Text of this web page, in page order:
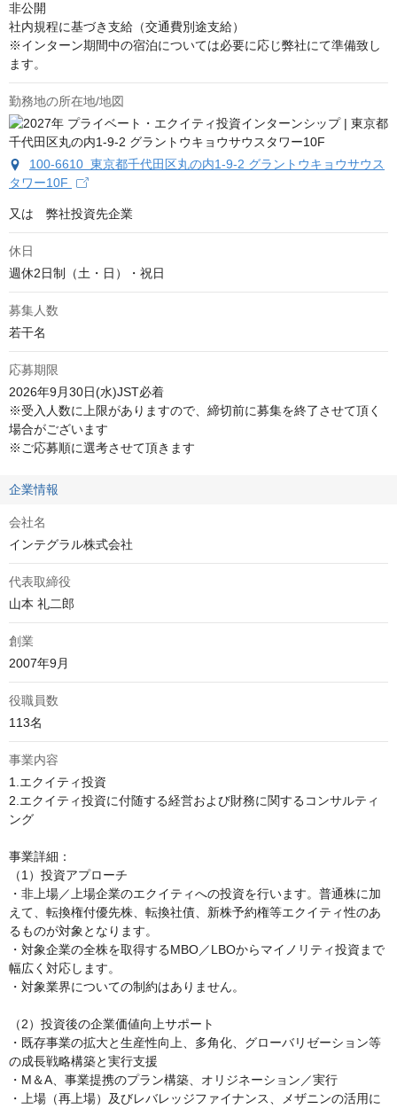
非公開
社内規程に基づき支給（交通費別途支給）
※インターン期間中の宿泊については必要に応じ弊社にて準備致し
ます。
勤務地の所在地/地図
100-6610 東京都千代田区丸の内1-9-2 グラントウキョウサウス
タワー10F
又は　弊社投資先企業
休日
週休2日制（土・日）・祝日
募集人数
若干名
応募期限
2026年9月30日(水)JST必着
※受入人数に上限がありますので、締切前に募集を終了させて頂く
場合がございます
※ご応募順に選考させて頂きます
企業情報
会社名
インテグラル株式会社
代表取締役
山本 礼二郎
創業
2007年9月
役職員数
113名
事業内容
1.エクイティ投資
2.エクイティ投資に付随する経営および財務に関するコンサルティ
ング
事業詳細：
（1）投資アプローチ
・非上場／上場企業のエクイティへの投資を行います。普通株に加
えて、転換権付優先株、転換社債、新株予約権等エクイティ性のあ
るものが対象となります。
・対象企業の全株を取得するMBO／LBOからマイノリティ投資まで
幅広く対応します。
・対象業界についての制約はありません。
（2）投資後の企業価値向上サポート
・既存事業の拡大と生産性向上、多角化、グローバリゼーション等
の成長戦略構築と実行支援
・M＆A、事業提携のプラン構築、オリジネーション／実行
・上場（再上場）及びレバレッジファイナンス、メザニンの活用に